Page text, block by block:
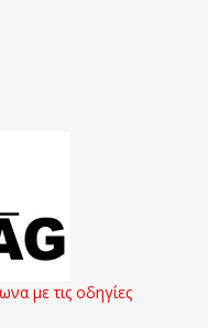
με τις οδηγίες